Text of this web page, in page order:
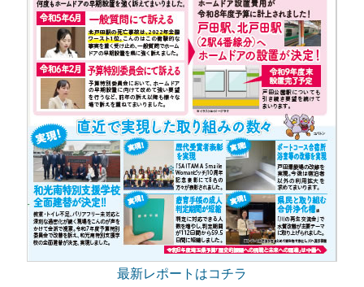
最新レポートはコチラ